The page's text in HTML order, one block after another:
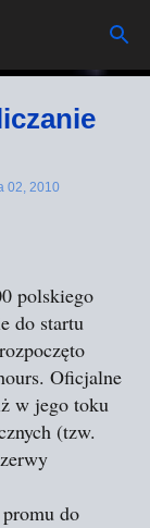
02, 2010
polskiego
do startu
Oficjalne
w jego toku
(tzw.
do